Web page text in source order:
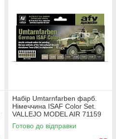
Набір Umtarnfarben фарб.
Німеччина ISAF Color Set.
VALLEJO MODEL AIR 71159
Готово до відправки